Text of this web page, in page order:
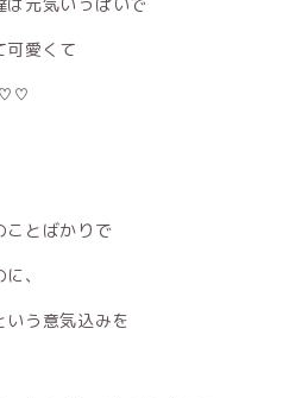
は元気いっぱいで
可愛くて
ことばかりで
、
いう意気込みを